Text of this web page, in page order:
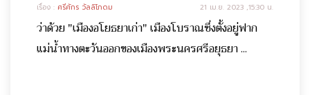
เรื่อง : ศรีศักร วัลลิโภดม 21 เม.ย. 2023 ,15:30 น.
ว่าด้วย "เมืองอโยธยาเก่า" เมืองโบราณซึ่งตั้งอยู่ฟาก
แม่น้ำทางตะวันออกของเมืองพระนครศรีอยุธยา ...